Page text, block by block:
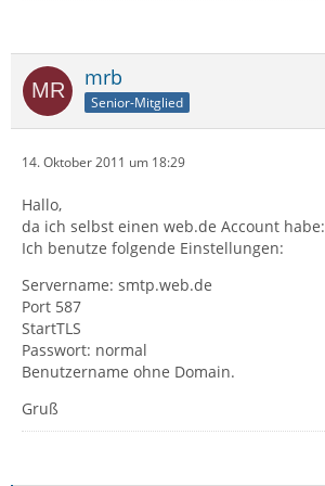
mrb
Senior-Mitglied
14. Oktober 2011 um 18:29
Hallo,
da ich selbst einen web.de Account habe:
Ich benutze folgende Einstellungen:
Servername: smtp.web.de
Port 587
StartTLS
Passwort: normal
Benutzername ohne Domain.
Gruß